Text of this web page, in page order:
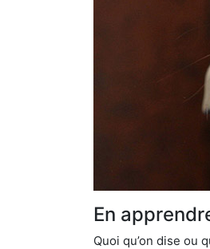
En
Quoi qu’on dise ou